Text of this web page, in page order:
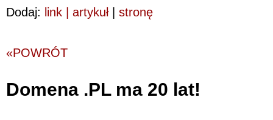
Dodaj: link | artykuł| stronę
«POWRÓT
Domena .PL ma 20 lat!